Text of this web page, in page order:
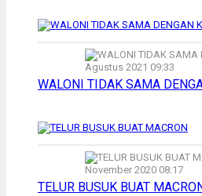
Agustus 2021 09:33
WALONI TIDAK SAMA
November 2020 08:17
TELUR BUSUK BUAT